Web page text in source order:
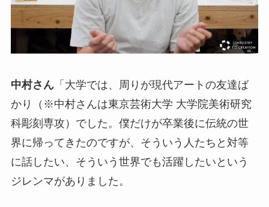
中村さん「大学では、周りが現代アートの友達ば
かり（※中村さんは東京芸術大学 大学院美術研究
科彫刻専攻）でした。僕だけが卒業後に伝統の世
界に帰ってきたのですが、そういう人たちと対等
に話したい、そういう世界でも活躍したいという
ジレンマがありました。